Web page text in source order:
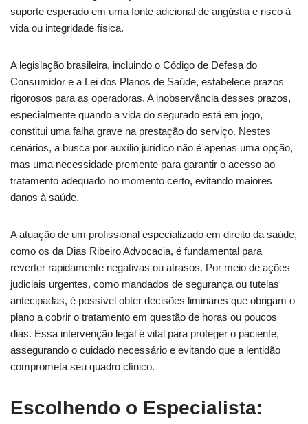
suporte esperado em uma fonte adicional de angústia e risco à
vida ou integridade física.
A legislação brasileira, incluindo o Código de Defesa do
Consumidor e a Lei dos Planos de Saúde, estabelece prazos
rigorosos para as operadoras. A inobservância desses prazos,
especialmente quando a vida do segurado está em jogo,
constitui uma falha grave na prestação do serviço. Nestes
cenários, a busca por auxílio jurídico não é apenas uma opção,
mas uma necessidade premente para garantir o acesso ao
tratamento adequado no momento certo, evitando maiores
danos à saúde.
A atuação de um profissional especializado em direito da saúde,
como os da Dias Ribeiro Advocacia, é fundamental para
reverter rapidamente negativas ou atrasos. Por meio de ações
judiciais urgentes, como mandados de segurança ou tutelas
antecipadas, é possível obter decisões liminares que obrigam o
plano a cobrir o tratamento em questão de horas ou poucos
dias. Essa intervenção legal é vital para proteger o paciente,
assegurando o cuidado necessário e evitando que a lentidão
comprometa seu quadro clínico.
Escolhendo o Especialista: